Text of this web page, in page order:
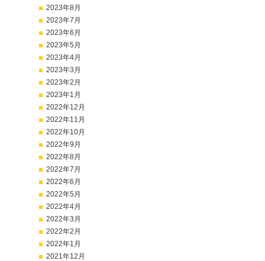
2023年8月
2023年7月
2023年6月
2023年5月
2023年4月
2023年3月
2023年2月
2023年1月
2022年12月
2022年11月
2022年10月
2022年9月
2022年8月
2022年7月
2022年6月
2022年5月
2022年4月
2022年3月
2022年2月
2022年1月
2021年12月